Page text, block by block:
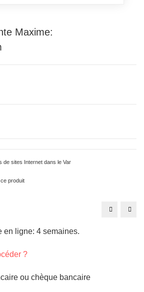
Maxime:
de sites Internet dans le Var
produit
en ligne: 4 semaines.
?
ou chèque bancaire